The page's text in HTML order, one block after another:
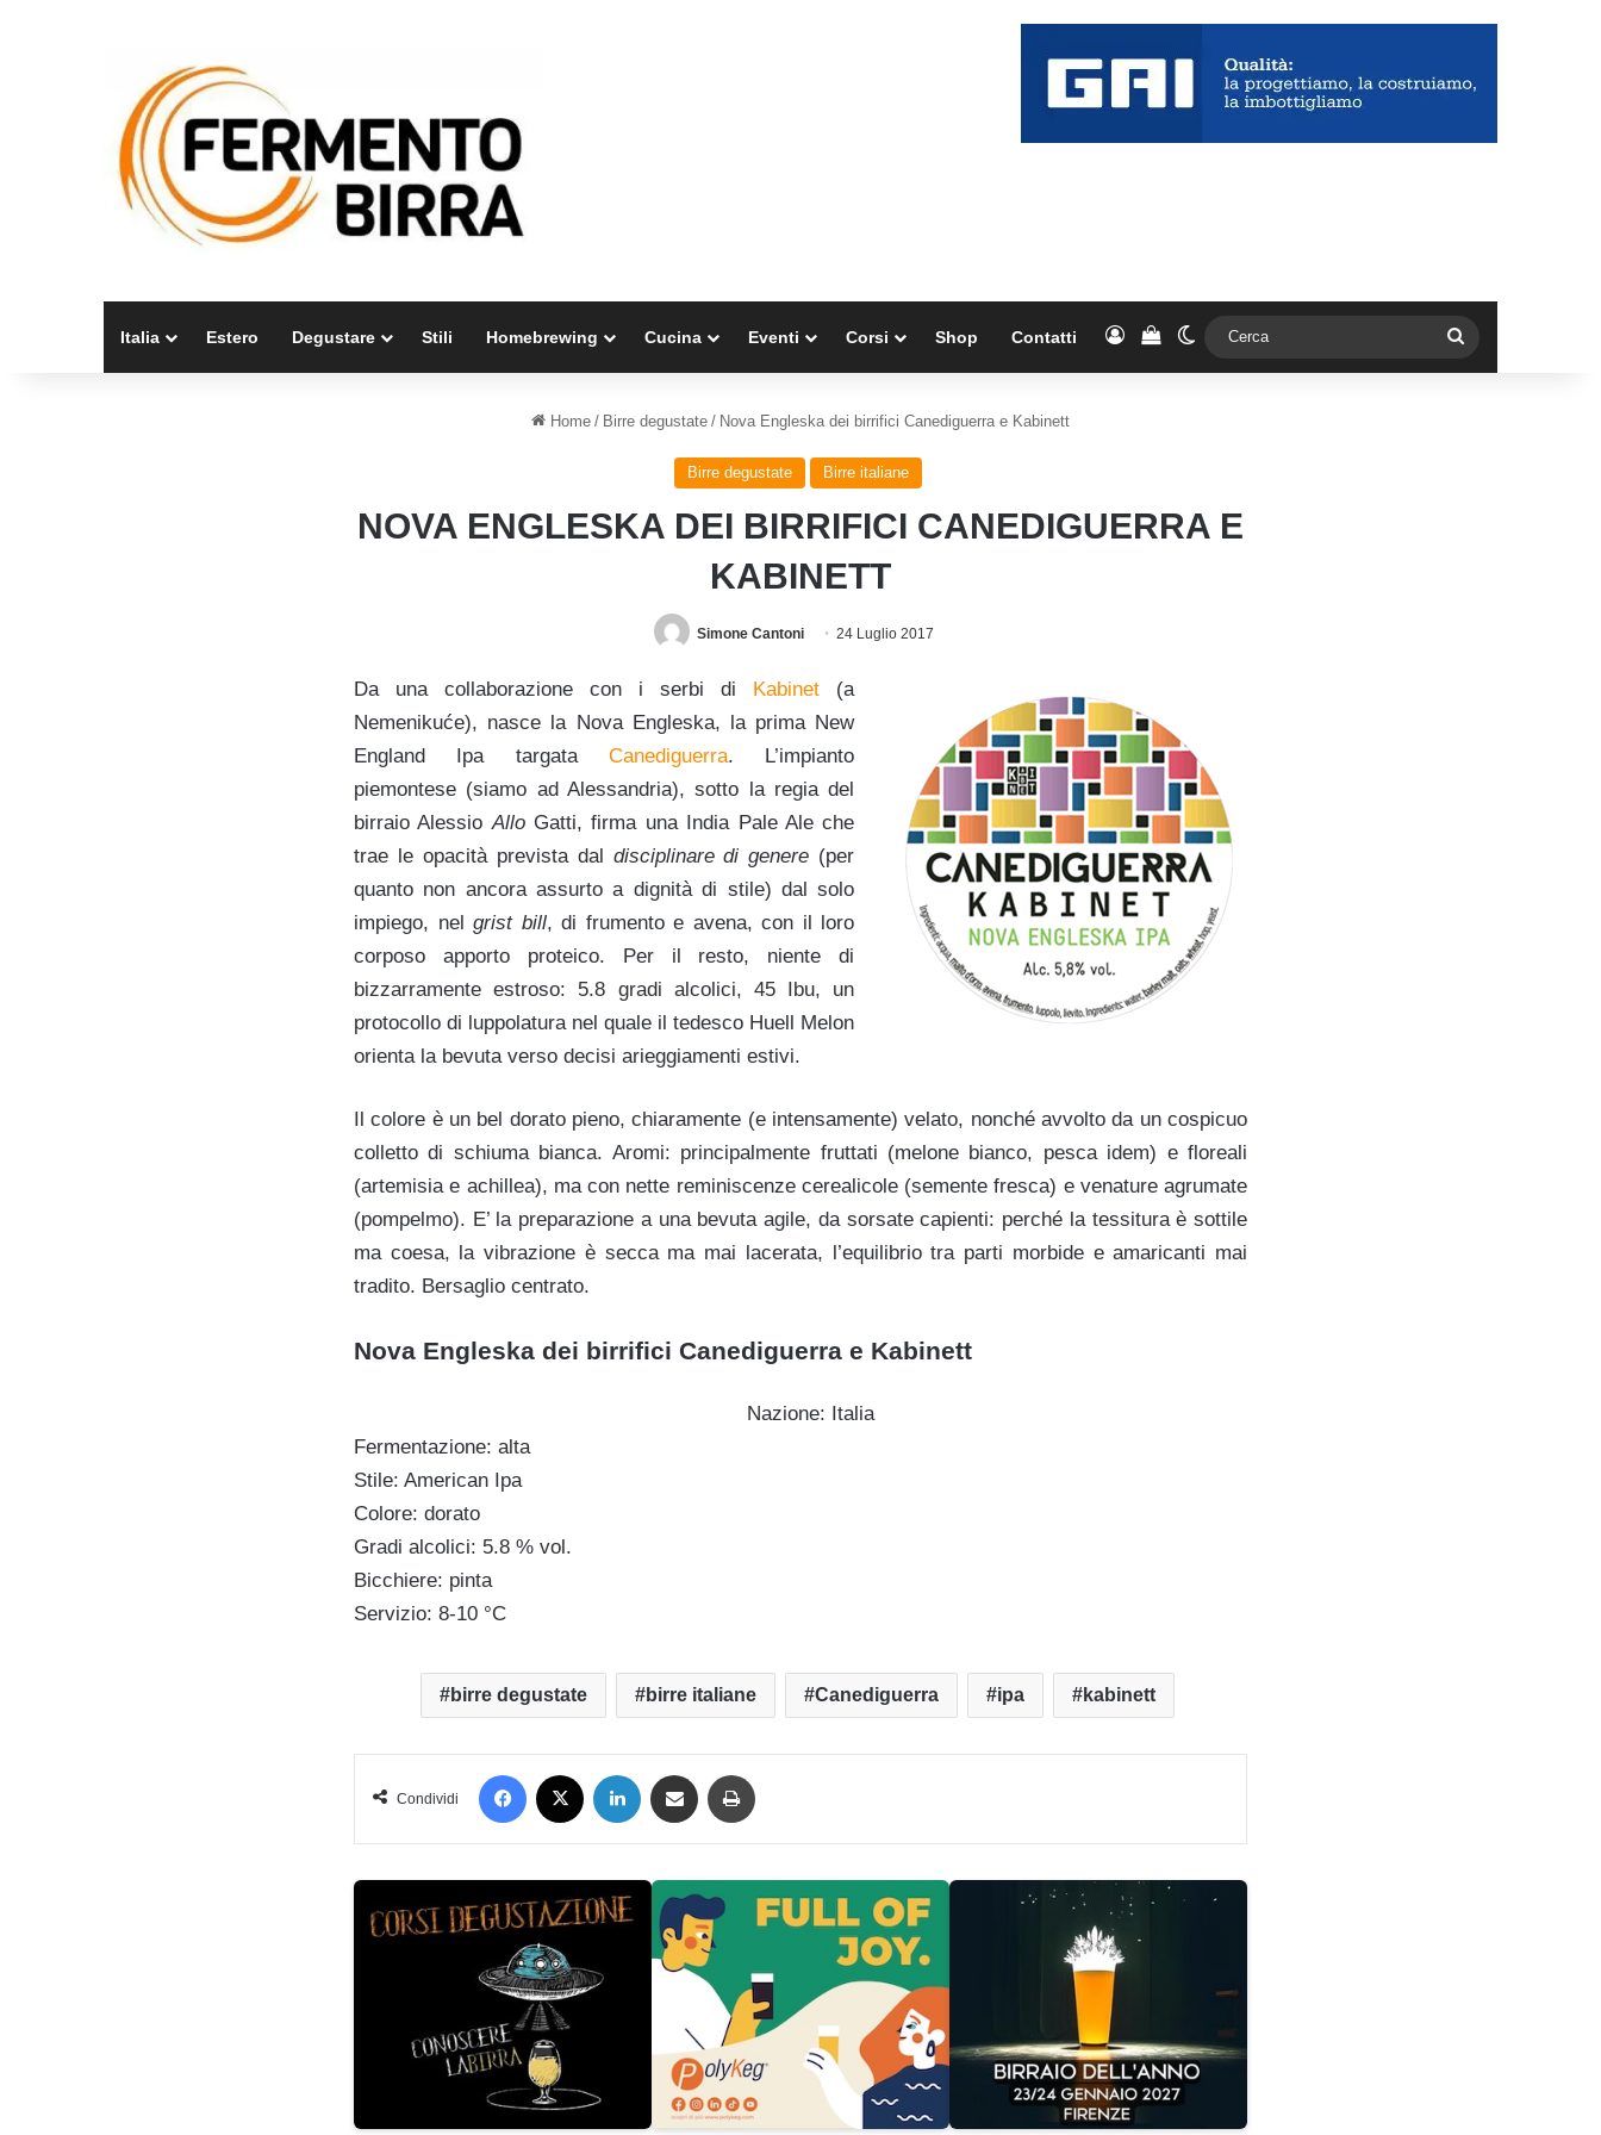
Italia Estero Degustare Stili Homebrewing Cucina Eventi Corsi Shop Contatti AccediVedi il carrello
Cambia aspetto
Home / Birre degustate / Nova Engleska dei birrifici Canediguerra e Kabinett
Birre degustate Birre italiane
NOVA ENGLESKA DEI BIRRIFICI CANEDIGUERRA E
KABINETT
Simone Cantoni 24 Luglio 2017
Da una collaborazione con i serbi di Kabinet (a
Nemenikuće), nasce la Nova Engleska, la prima New
England Ipa targata Canediguerra. L’impianto
piemontese (siamo ad Alessandria), sotto la regia del
birraio AlessioAlloGatti, firma una India Pale Ale che
trae le opacità prevista dal disciplinare di genere (per
quanto non ancora assurto a dignità di stile) dal solo
impiego, nelgrist bill, di frumento e avena, con il loro
corposo apporto proteico. Per il resto, niente di
bizzarramente estroso: 5.8 gradi alcolici, 45 Ibu, un
protocollo di luppolatura nel quale il tedesco Huell Melon
orienta la bevuta verso decisi arieggiamenti estivi.
Il colore è un bel dorato pieno, chiaramente (e intensamente) velato, nonché avvolto da un cospicuo
colletto di schiuma bianca. Aromi: principalmente fruttati (melone bianco, pesca idem) e floreali
(artemisia e achillea), ma con nette reminiscenze cerealicole (semente fresca) e venature agrumate
(pompelmo). E’ la preparazione a una bevuta agile, da sorsate capienti: perché la tessitura è sottile
ma coesa, la vibrazione è secca ma mai lacerata, l’equilibrio tra parti morbide e amaricanti mai
tradito. Bersaglio centrato.
Nova Engleska dei birrifici Canediguerra e Kabinett
Nazione: Italia
Fermentazione: alta
Stile: American Ipa
Colore: dorato
Gradi alcolici: 5.8 % vol.
Bicchiere: pinta
Servizio: 8-10 °C
birre degustate birre italiane Canediguerra ipa kabinett
Condividi
Facebook LinkedIn Condividi via mail